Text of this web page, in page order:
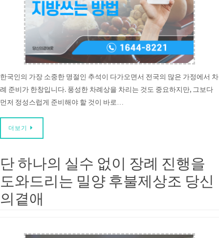
한국인의 가장 소중한 명절인 추석이 다가오면서 전국의 많은 가정에서 차
례 준비가 한창입니다. 풍성한 차례상을 차리는 것도 중요하지만, 그보다
먼저 정성스럽게 준비해야 할 것이 바로…
더보기
단 하나의 실수 없이 장례 진행을
도와드리는 밀양 후불제상조 당신
의곁애